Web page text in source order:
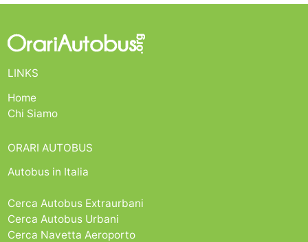
LINKS
Home
Chi Siamo
ORARI AUTOBUS
Autobus in Italia
Cerca Autobus Extraurbani
Cerca Autobus Urbani
Cerca Navetta Aeroporto